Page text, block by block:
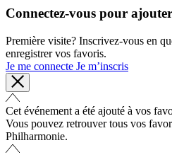
Connectez-vous pour
Première visite? Inscrivez-vous en
enregistrer vos favoris.
Je me connecte Je m’inscris
Cet événement a été ajouté à vos
Vous pouvez retrouver tous vos
Philharmonie.